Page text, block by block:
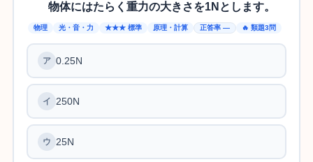
物体にはたらく重力の大きさを1Nとします。
物理 光・音・力 ★★★ 標準 原理・計算 正答率 — 🔥 類題3問
0.25N
250N
25N